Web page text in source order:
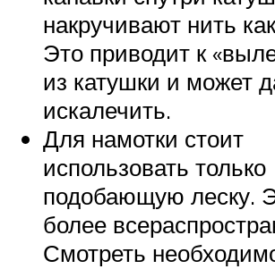
накручивают нить
Это приводит к
из катушки и может
искалечить.
Для намотки стоит
использовать только
подобающую леску.
более
Смотреть